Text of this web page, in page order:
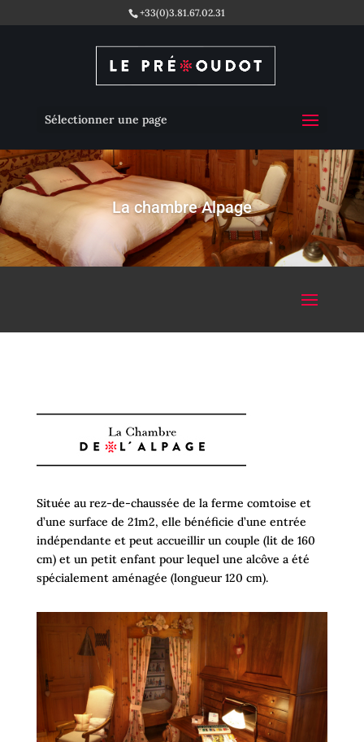
+33(0)3.81.67.02.31
Sélectionner une page
La chambre Alpage
Située au rez-de-chaussée de la ferme comtoise et
d’une surface de 21m2, elle bénéficie d’une entrée
indépendante et peut accueillir un couple (lit de 160
cm) et un petit enfant pour lequel une alcôve a été
spécialement aménagée (longueur 120 cm).